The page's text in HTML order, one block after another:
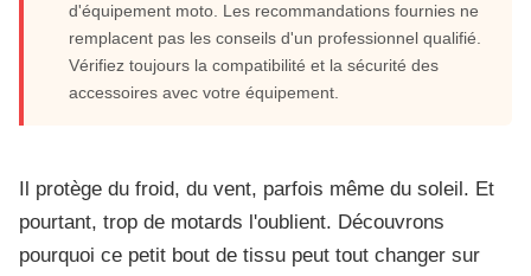
indispensable ?
Juin 2026
12 min de lecture
d'équipement moto. Les recommandations fournies ne
remplacent pas les conseils d'un professionnel qualifié.
Vérifiez toujours la compatibilité et la sécurité des
accessoires avec votre équipement.
Il protège du froid, du vent, parfois même du soleil. Et
pourtant, trop de motards l'oublient. Découvrons
pourquoi ce petit bout de tissu peut tout changer sur